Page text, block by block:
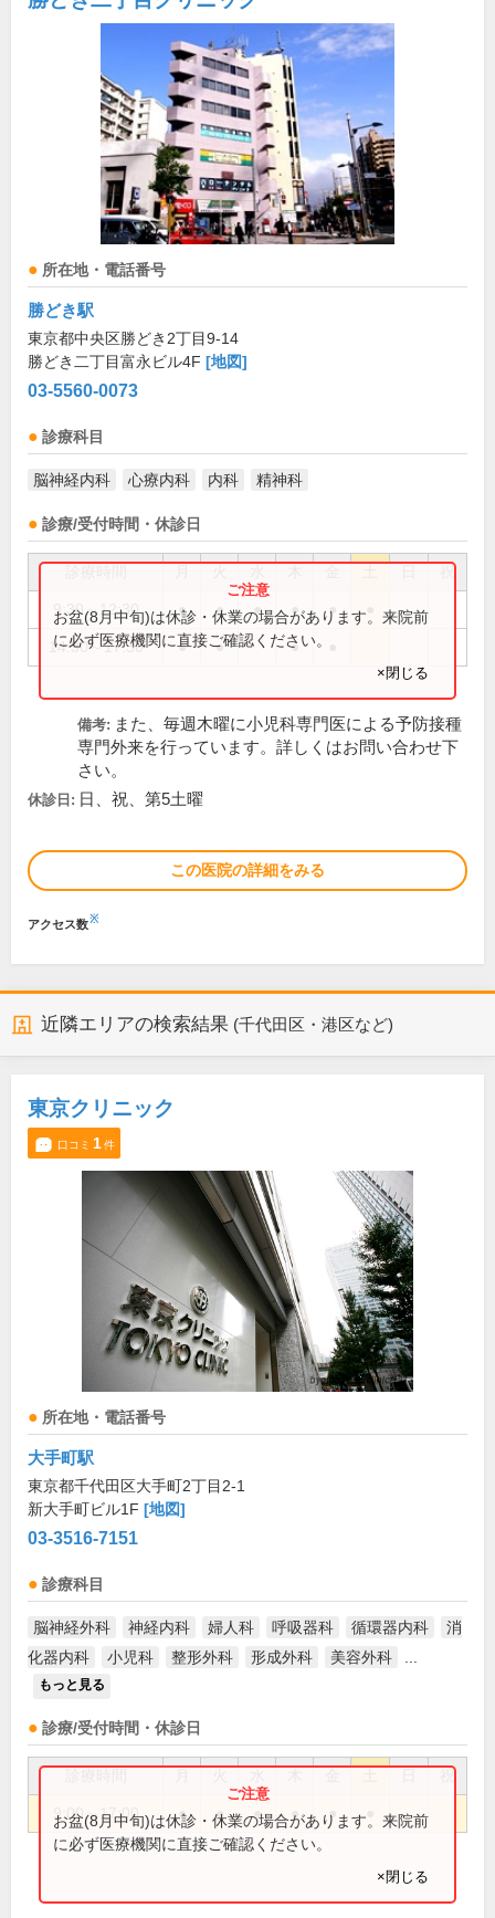
所在地・電話番号
勝どき駅
東京都中央区勝どき2丁目9-14
勝どき二丁目富永ビル4F [地図]
03-5560-0073
診療科目
脳神経内科 心療内科 内科 精神科
診療/受付時間・休診日
祝
9:30～12:30 ● ● ● ● ●
14:30～17:30 ● ● ●
お盆(8月中旬)は休診・休業の場合があります。来院前
に必ず医療機関に直接ご確認ください。
×閉じる
備考: また、毎週木曜に小児科専門医による予防接種
専門外来を行っています。詳しくはお問い合わせ下
さい。
休診日: 日、祝、第5土曜
この医院の詳細をみる
アクセス数※
近隣エリアの検索結果 (千代田区・港区など)
東京クリニック
口コミ 1件
所在地・電話番号
大手町駅
東京都千代田区大手町2丁目2-1
新大手町ビル1F [地図]
03-3516-7151
診療科目
脳神経外科 神経内科 婦人科 呼吸器科 循環器内科
消
化器内科
小児科 整形外科 形成外科 美容外科
もっと見る
診療/受付時間・休診日
祝
9:00～17:00 ● ● ● ● ●
お盆(8月中旬)は休診・休業の場合があります。来院前
に必ず医療機関に直接ご確認ください。
×閉じる